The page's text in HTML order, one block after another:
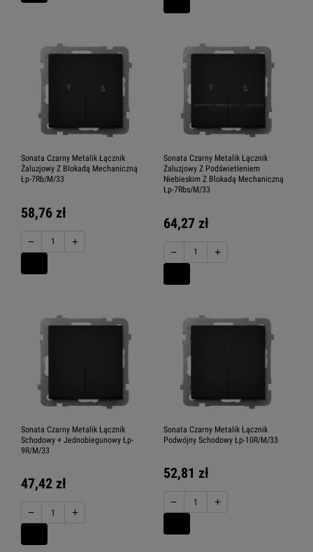
Sonata Czarny Metalik Łącznik
Żaluzjowy Z Blokadą Mechaniczną
Łp-7Rb/M/33
58,76 zł
− +
Sonata Czarny Metalik Łącznik
Żaluzjowy Z Podświetleniem
Niebieskim Z Blokadą Mechaniczną
Łp-7Rbs/M/33
64,27 zł
− +
Sonata Czarny Metalik Łącznik
Schodowy + Jednobiegunowy Łp-
9R/M/33
47,42 zł
− +
Sonata Czarny Metalik Łącznik
Podwójny Schodowy Łp-10R/M/33
52,81 zł
− +